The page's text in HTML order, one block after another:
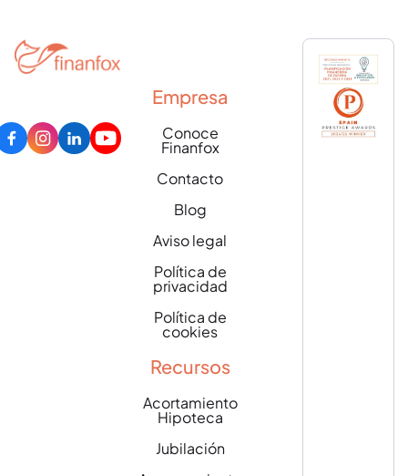
Empresa
Conoce
Finanfox
Contacto
Blog
Aviso legal
Política de
privacidad
Política de
cookies
Recursos
Acortamiento
Hipoteca
Jubilación